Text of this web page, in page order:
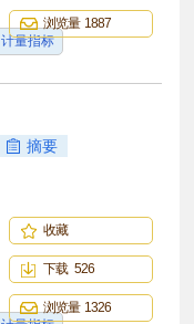
计量指标
浏览量 1887
摘要
收藏
下载 526
浏览量 1326